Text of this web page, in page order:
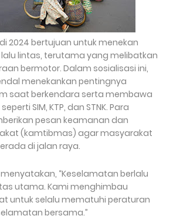
2024 bertujuan untuk menekan
lintas, terutama yang melibatkan
bermotor. Dalam sosialisasi ini,
menekankan pentingnya
saat berkendara serta membawa
SIM, KTP, dan STNK. Para
pesan keamanan dan
(kamtibmas) agar masyarakat
di jalan raya.
menyatakan, “Keselamatan berlalu
utama. Kami menghimbau
untuk selalu mematuhi peraturan
bersama.”